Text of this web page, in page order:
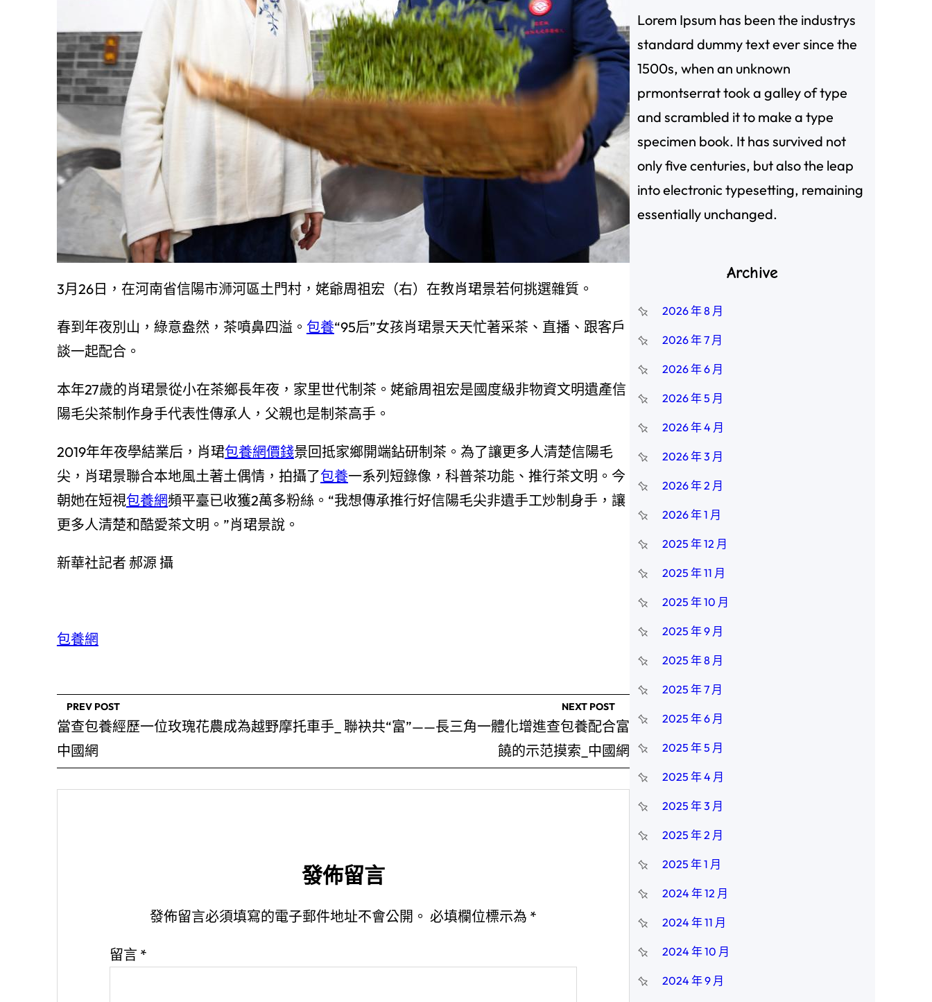
3月26日，在河南省信陽市浉河區土門村，姥爺周祖宏（右）在教肖珺景若何挑選雜質。
春到年夜別山，綠意盎然，茶噴鼻四溢。 包養“95后”女孩肖珺景天天忙著采茶、直播、跟客戶
談一起配合。
本年27歲的肖珺景從小在茶鄉長年夜，家里世代制茶。姥爺周祖宏是國度級非物資文明遺產信
陽毛尖茶制作身手代表性傳承人，父親也是制茶高手。
2019年年夜學結業后，肖珺包養網價錢景回抵家鄉開端鉆研制茶。為了讓更多人清楚信陽毛
尖，肖珺景聯合本地風土著土偶情，拍攝了包養一系列短錄像，科普茶功能、推行茶文明。今
朝她在短視包養網頻平臺已收獲2萬多粉絲。“我想傳承推行好信陽毛尖非遺手工炒制身手，讓
更多人清楚和酷愛茶文明。”肖珺景說。
新華社記者 郝源 攝
包養網
PREV POST
當查包養經歷一位玫瑰花農成為越野摩托車手_
中國網
NEXT POST
聯袂共“富”——長三角一體化增進查包養配合富
饒的示范摸索_中國網
發佈留言
發佈留言必須填寫的電子郵件地址不會公開。 必填欄位標示為 *
留言 *
Lorem Ipsum has been the industrys
standard dummy text ever since the
1500s, when an unknown
prmontserrat took a galley of type
and scrambled it to make a type
specimen book. It has survived not
only five centuries, but also the leap
into electronic typesetting, remaining
essentially unchanged.
Archive
2026 年 8 月
2026 年 7 月
2026 年 6 月
2026 年 5 月
2026 年 4 月
2026 年 3 月
2026 年 2 月
2026 年 1 月
2025 年 12 月
2025 年 11 月
2025 年 10 月
2025 年 9 月
2025 年 8 月
2025 年 7 月
2025 年 6 月
2025 年 5 月
2025 年 4 月
2025 年 3 月
2025 年 2 月
2025 年 1 月
2024 年 12 月
2024 年 11 月
2024 年 10 月
2024 年 9 月